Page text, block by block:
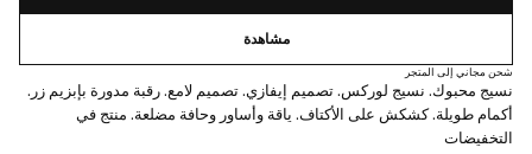
مشاهدة
شحن مجاني إلى المتجر
نسيج محبوك. نسيج لوركس. تصميم إيفازي. تصميم لامع. رقبة مدورة بإبزيم زر.
أكمام طويلة. كشكش على الأكتاف. ياقة وأساور وحافة مضلعة. منتج في
التخفيضات